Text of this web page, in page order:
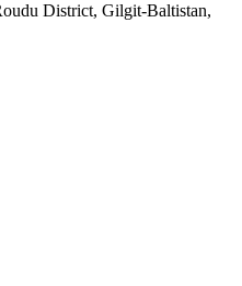
District, Gilgit-Baltistan,